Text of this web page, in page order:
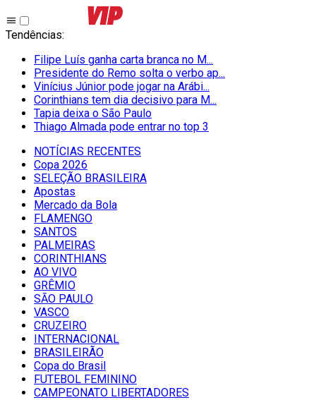
Tendências:
Filipe Luís ganha carta branca no M...
Presidente do Remo solta o verbo ap...
Vinícius Júnior pode jogar na Arábi...
Corinthians tem dia decisivo para M...
Tapia deixa o São Paulo
Thiago Almada pode entrar no top 3
NOTÍCIAS RECENTES
Copa 2026
SELEÇÃO BRASILEIRA
Apostas
Mercado da Bola
FLAMENGO
SANTOS
PALMEIRAS
CORINTHIANS
AO VIVO
GRÊMIO
SĀO PAULO
VASCO
CRUZEIRO
INTERNACIONAL
BRASILEIRÃO
Copa do Brasil
FUTEBOL FEMININO
CAMPEONATO LIBERTADORES